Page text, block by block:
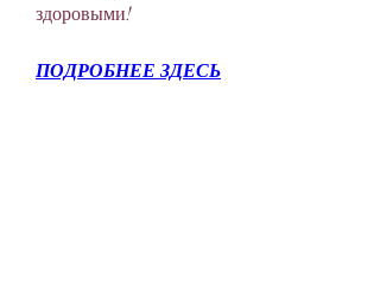
здоровыми!
ПОДРОБНЕЕ ЗДЕСЬ